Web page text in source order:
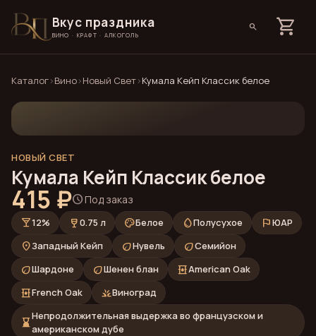
Вкус праздника
ВИНО · КРАФТ · АЛКОГОЛЬ
search shopping_cart
Каталог›Вино›Новый Свет›Кумала Кейп Классик белое
НОВЫЙ СВЕТ
Кумала Кейп Классик белое
415 ₽scheduleПод заказ
local_bar12% wine_bar0.75 л paletteБелое water_dropПолусухое flagЮАР
placeЗападный Кейп ecoНувель ecoСемийон
ecoШардоне ecoШенен блан oil_barrelAmerican Oak
oil_barrelFrench Oak grassВиноград
hourglass_bottomНепродолжительная выдержка во французском и
американском дубе